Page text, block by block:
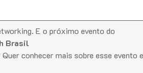
E o próximo evento do
Brasil
conhecer mais sobre esse evento e